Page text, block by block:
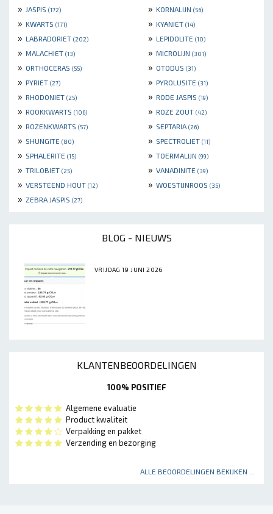
» JASPIS (172) » KORNALIJN (56)
» KWARTS (171) » KYANIET (14)
» LABRADORIET (202) » LEPIDOLITE (10)
» MALACHIET (13) » MICROLIJN (301)
» ORTHOCERAS (55) » OTODUS (31)
» PYRIET (27) » PYROLUSITE (31)
» RHODONIET (25) » RODE JASPIS (19)
» ROOKKWARTS (106) » ROZE ZOUT (42)
» ROZENKWARTS (57) » SEPTARIA (26)
» SHUNGITE (80) » SPECTROLIET (11)
» SPHALERITE (15) » TOERMALIJN (99)
» TRILOBIET (25) » VANADINITE (39)
» VERSTEEND HOUT (12) » WOESTIJNROOS (35)
» ZEBRA JASPIS (27)
BLOG - NIEUWS
VRIJDAG 19 JUNI 2026
KLANTENBEOORDELINGEN
100% POSITIEF
Algemene evaluatie
Product kwaliteit
Verpakking en pakket
Verzending en bezorging
ALLE BEOORDELINGEN BEKIJKEN ...